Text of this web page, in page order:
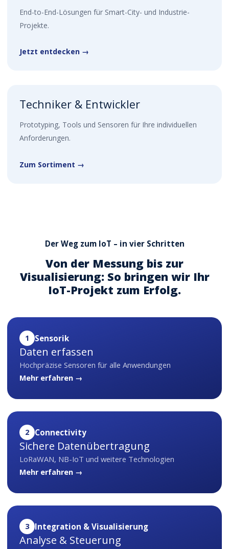
End-to-End-Lösungen für Smart-City- und Industrie-
Projekte.
Jetzt entdecken →
Techniker & Entwickler
Prototyping, Tools und Sensoren für Ihre individuellen
Anforderungen.
Zum Sortiment →
Der Weg zum IoT – in vier Schritten
Von der Messung bis zur
Visualisierung: So bringen wir Ihr
IoT-Projekt zum Erfolg.
1 Sensorik
Daten erfassen
Hochpräzise Sensoren für alle Anwendungen
Mehr erfahren →
2 Connectivity
Sichere Datenübertragung
LoRaWAN, NB-IoT und weitere Technologien
Mehr erfahren →
3 Integration & Visualisierung
Analyse & Steuerung